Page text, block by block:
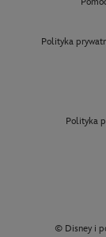
Polityka
Polityka
© Disney i